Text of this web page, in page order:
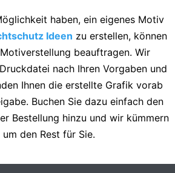
haben, ein eigenes Motiv
Ideen zu erstellen, können
beauftragen. Wir
nach Ihren Vorgaben und
Ihnen die erstellte Grafik vorab
Buchen Sie dazu einfach den
Bestellung hinzu und wir kümmern
um den Rest für Sie.